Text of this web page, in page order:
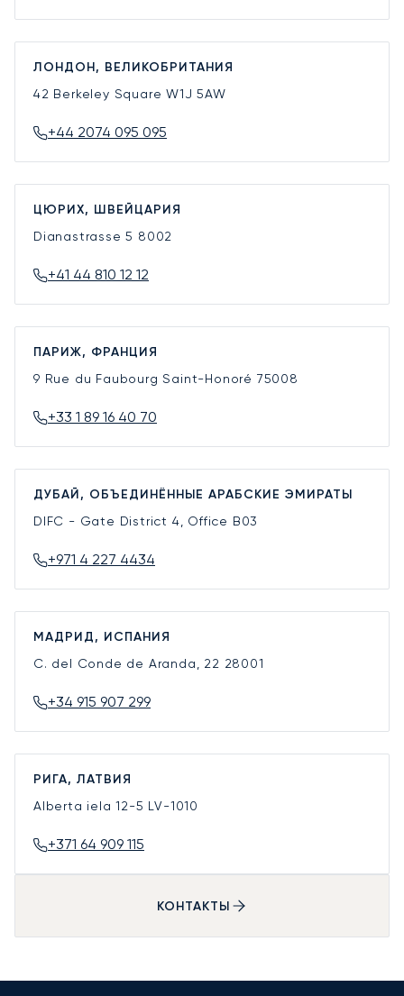
ЛОНДОН, ВЕЛИКОБРИТАНИЯ
42 Berkeley SquareW1J 5AW
+44 2074 095 095
ЦЮРИХ, ШВЕЙЦАРИЯ
Dianastrasse 5 8002
+41 44 810 12 12
ПАРИЖ, ФРАНЦИЯ
9 Rue du Faubourg Saint-Honoré 75008
+33 1 89 16 40 70
ДУБАЙ, ОБЪЕДИНЁННЫЕ АРАБСКИЕ ЭМИРАТЫ
DIFC - Gate District 4, Office B03
+971 4 227 4434
МАДРИД, ИСПАНИЯ
C. del Conde de Aranda, 22 28001
+34 915 907 299
РИГА, ЛАТВИЯ
Alberta iela 12-5 LV-1010
+371 64 909 115
КОНТАКТЫ